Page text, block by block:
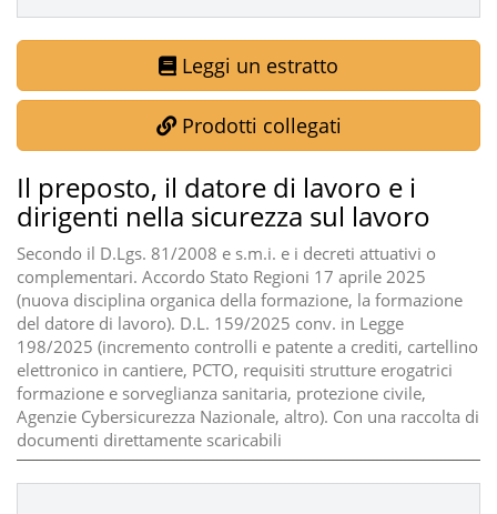
Leggi un estratto
Prodotti collegati
Il preposto, il datore di lavoro e i
dirigenti nella sicurezza sul lavoro
Secondo il D.Lgs. 81/2008 e s.m.i. e i decreti attuativi o
complementari. Accordo Stato Regioni 17 aprile 2025
(nuova disciplina organica della formazione, la formazione
del datore di lavoro). D.L. 159/2025 conv. in Legge
198/2025 (incremento controlli e patente a crediti, cartellino
elettronico in cantiere, PCTO, requisiti strutture erogatrici
formazione e sorveglianza sanitaria, protezione civile,
Agenzie Cybersicurezza Nazionale, altro). Con una raccolta di
documenti direttamente scaricabili